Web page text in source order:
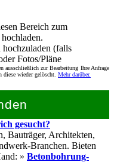
Bereich zum
(falls
Fotos/Pläne
ausschließlich zur Bearbeitung Ihre Anfrage
diese wieder gelöscht. Mehr darüber.
gesucht?
Bauträger, Architekten,
Branchen. Bieten
» Betonbohrung-